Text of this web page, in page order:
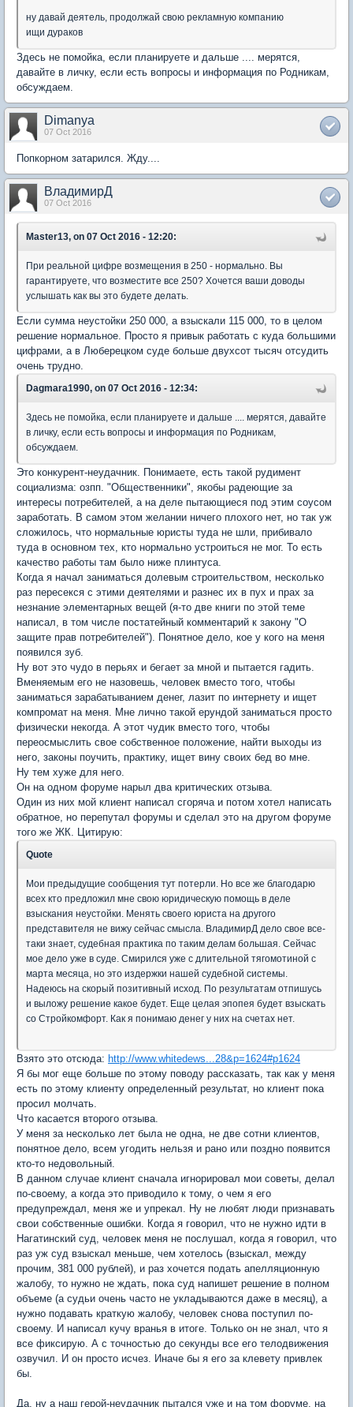
ну давай деятель, продолжай свою рекламную компанию
ищи дураков
Здесь не помойка, если планируете и дальше .... мерятся,
давайте в личку, если есть вопросы и информация по Родникам,
обсуждаем.
Dimanya
07 Oct 2016
Попкорном затарился. Жду....
ВладимирД
07 Oct 2016
Master13, on 07 Oct 2016 - 12:20:
При реальной цифре возмещения в 250 - нормально. Вы
гарантируете, что возместите все 250? Хочется ваши доводы
услышать как вы это будете делать.
Если сумма неустойки 250 000, а взыскали 115 000, то в целом
решение нормальное. Просто я привык работать с куда большими
цифрами, а в Люберецком суде больше двухсот тысяч отсудить
очень трудно.
Dagmara1990, on 07 Oct 2016 - 12:34:
Здесь не помойка, если планируете и дальше .... мерятся, давайте
в личку, если есть вопросы и информация по Родникам,
обсуждаем.
Это конкурент-неудачник. Понимаете, есть такой рудимент
социализма: озпп. "Общественники", якобы радеющие за
интересы потребителей, а на деле пытающиеся под этим соусом
заработать. В самом этом желании ничего плохого нет, но так уж
сложилось, что нормальные юристы туда не шли, прибивало
туда в основном тех, кто нормально устроиться не мог. То есть
качество работы там было ниже плинтуса.
Когда я начал заниматься долевым строительством, несколько
раз пересекся с этими деятелями и разнес их в пух и прах за
незнание элементарных вещей (я-то две книги по этой теме
написал, в том числе постатейный комментарий к закону "О
защите прав потребителей"). Понятное дело, кое у кого на меня
появился зуб.
Ну вот это чудо в перьях и бегает за мной и пытается гадить.
Вменяемым его не назовешь, человек вместо того, чтобы
заниматься зарабатыванием денег, лазит по интернету и ищет
компромат на меня. Мне лично такой ерундой заниматься просто
физически некогда. А этот чудик вместо того, чтобы
переосмыслить свое собственное положение, найти выходы из
него, законы поучить, практику, ищет вину своих бед во мне.
Ну тем хуже для него.
Он на одном форуме нарыл два критических отзыва.
Один из них мой клиент написал сгоряча и потом хотел написать
обратное, но перепутал форумы и сделал это на другом форуме
того же ЖК. Цитирую:
Quote
Мои предыдущие сообщения тут потерли. Но все же благодарю
всех кто предложил мне свою юридическую помощь в деле
взыскания неустойки. Менять своего юриста на другого
представителя не вижу сейчас смысла. ВладимирД дело свое все-
таки знает, судебная практика по таким делам большая. Сейчас
мое дело уже в суде. Смирился уже с длительной тягомотиной с
марта месяца, но это издержки нашей судебной системы.
Надеюсь на скорый позитивный исход. По результатам отпишусь
и выложу решение какое будет. Еще целая эпопея будет взыскать
со Стройкомфорт. Как я понимаю денег у них на счетах нет.
Взято это отсюда: http://www.whitedews...28&p=1624#p1624
Я бы мог еще больше по этому поводу рассказать, так как у меня
есть по этому клиенту определенный результат, но клиент пока
просил молчать.
Что касается второго отзыва.
У меня за несколько лет была не одна, не две сотни клиентов,
понятное дело, всем угодить нельзя и рано или поздно появится
кто-то недовольный.
В данном случае клиент сначала игнорировал мои советы, делал
по-своему, а когда это приводило к тому, о чем я его
предупреждал, меня же и упрекал. Ну не любят люди признавать
свои собственные ошибки. Когда я говорил, что не нужно идти в
Нагатинский суд, человек меня не послушал, когда я говорил, что
раз уж суд взыскал меньше, чем хотелось (взыскал, между
прочим, 381 000 рублей), и раз хочется подать апелляционную
жалобу, то нужно не ждать, пока суд напишет решение в полном
объеме (а судьи очень часто не укладываются даже в месяц), а
нужно подавать краткую жалобу, человек снова поступил по-
своему. И написал кучу вранья в итоге. Только он не знал, что я
все фиксирую. А с точностью до секунды все его телодвижения
озвучил. И он просто исчез. Иначе бы я его за клевету привлек
бы.
Да, ну а наш герой-неудачник пытался уже и на том форуме, на